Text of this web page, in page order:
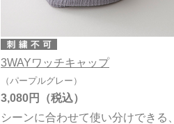
3WAYワッチキャップ
（パープルグレー）
シーンに合わせて使い分けできる、
3,080円